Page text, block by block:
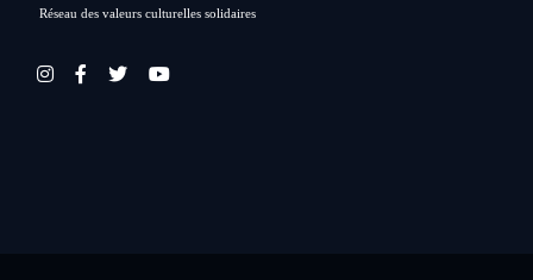
Réseau des valeurs culturelles solidaires